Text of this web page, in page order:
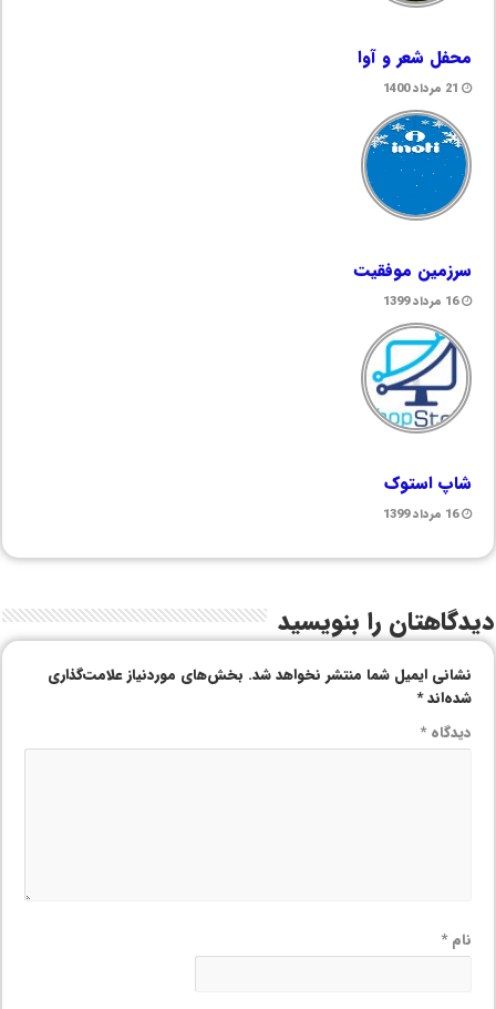
محفل شعر و آوا
21 مرداد 1400
سرزمین موفقیت
16 مرداد 1399
شاپ استوک
16 مرداد 1399
دیدگاهتان را بنویسید
نشانی ایمیل شما منتشر نخواهد شد. بخش‌های موردنیاز علامت‌گذاری
شده‌اند*
دیدگاه*
نام*